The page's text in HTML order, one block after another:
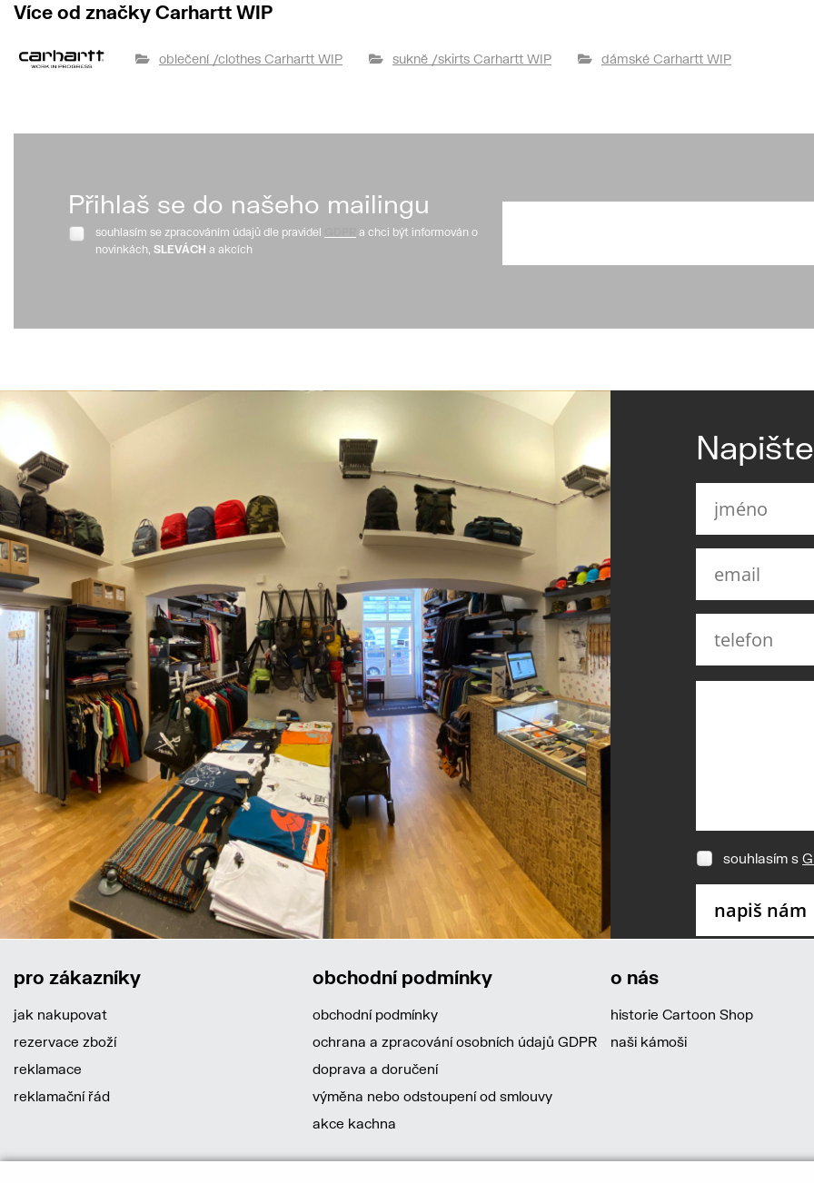
Více od značky Carhartt WIP
oblečení /clothes Carhartt WIP sukně /skirts Carhartt WIP dámské Carhartt WIP
Přihlaš se do našeho mailingu
souhlasím se zpracováním údajů dle pravidel
a chci být informován o
novinkách, SLEVÁCH a akcích
souhlasím s
pro zákazníky
jak nakupovat
rezervace zboží
reklamace
reklamační řád
obchodní podmínky
obchodní podmínky
ochrana a zpracování osobních údajů GDPR
doprava a doručení
výměna nebo odstoupení od smlouvy
akce kachna
o nás
historie Cartoon Shop
naši kámoši